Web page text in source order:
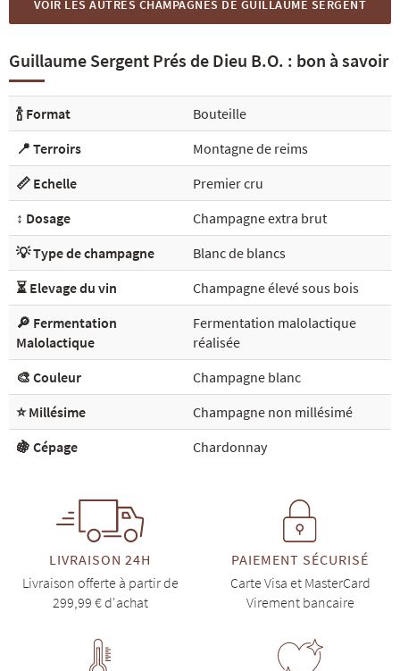
VOIR LES AUTRES CHAMPAGNES DE GUILLAUME SERGENT
Guillaume Sergent Prés de Dieu B.O. : bon à savoir
🍾 Format
Bouteille
📍 Terroirs
Montagne de reims
📏 Echelle
Premier cru
↕️ Dosage
Champagne extra brut
💡 Type de champagne
Blanc de blancs
⏳ Elevage du vin
Champagne élevé sous bois
🔎 Fermentation
Malolactique
Fermentation malolactique
réalisée
🎨 Couleur
Champagne blanc
⭐ Millésime
Champagne non millésimé
🍇 Cépage
Chardonnay
LIVRAISON 24H
Livraison offerte à partir de
299,99 € d'achat
PAIEMENT SÉCURISÉ
Carte Visa et MasterCard
Virement bancaire